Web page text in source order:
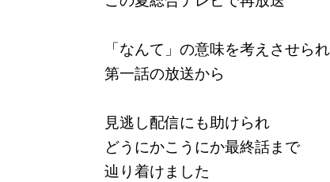
「なんて」の意味を考えさせら
第一話の放送から
見逃し配信にも助けられ
どうにかこうにか最終話まで
辿り着けました